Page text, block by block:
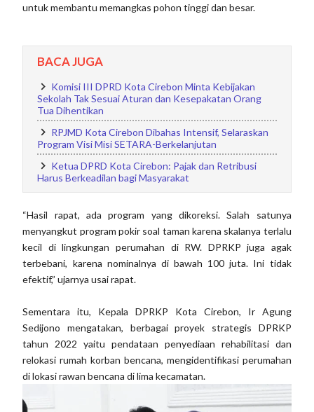
untuk membantu memangkas pohon tinggi dan besar.
BACA JUGA
Komisi III DPRD Kota Cirebon Minta Kebijakan
Sekolah Tak Sesuai Aturan dan Kesepakatan Orang
Tua Dihentikan
RPJMD Kota Cirebon Dibahas Intensif, Selaraskan
Program Visi Misi SETARA-Berkelanjutan
Ketua DPRD Kota Cirebon: Pajak dan Retribusi
Harus Berkeadilan bagi Masyarakat
“Hasil rapat, ada program yang dikoreksi. Salah satunya
menyangkut program pokir soal taman karena skalanya terlalu
kecil di lingkungan perumahan di RW. DPRKP juga agak
terbebani, karena nominalnya di bawah 100 juta. Ini tidak
efektif,” ujarnya usai rapat.
Sementara itu, Kepala DPRKP Kota Cirebon, Ir Agung
Sedijono mengatakan, berbagai proyek strategis DPRKP
tahun 2022 yaitu pendataan penyediaan rehabilitasi dan
relokasi rumah korban bencana, mengidentifikasi perumahan
di lokasi rawan bencana di lima kecamatan.